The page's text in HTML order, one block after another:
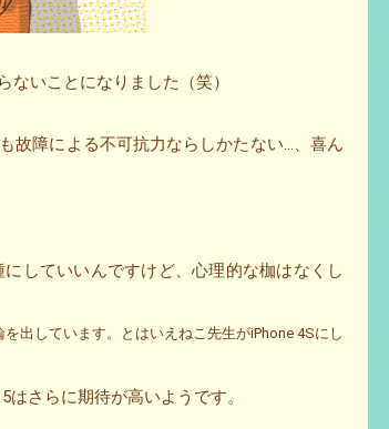
ないことになりました（笑）
故障による不可抗力ならしかたない…、喜ん
していいんですけど、心理的な枷はなくし
出しています。とはいえねこ先生がiPhone 4Sにし
さらに期待が高いようです。